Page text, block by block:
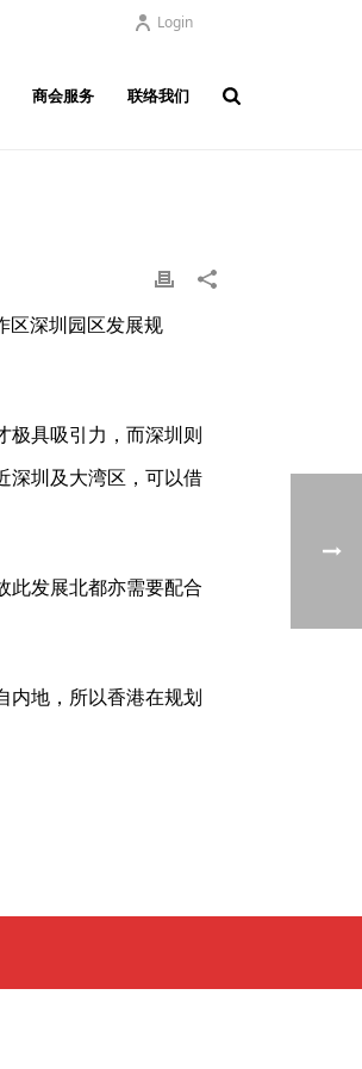
Login
商会服务 联络我们
区深圳园区发展规
极具吸引力，而深圳则
深圳及大湾区，可以借
此发展北都亦需要配合
内地，所以香港在规划